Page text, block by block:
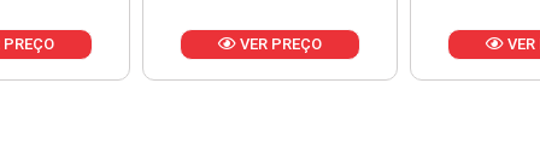
PREÇO VER PREÇO VER